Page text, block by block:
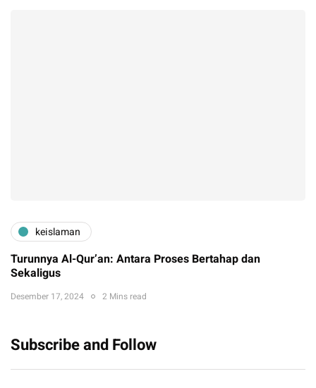
keislaman
Turunnya Al-Qur’an: Antara Proses Bertahap dan
Sekaligus
Desember 17, 2024 2 Mins read
Subscribe and Follow